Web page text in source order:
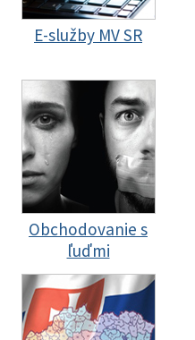
E-služby MV SR
Obchodovanie s
ľuďmi